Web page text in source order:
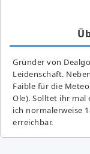
Gründer von
Leidenschaft.
Fai­ble für die
Ole). Solltet ihr mal
ich normalerweise
erreichbar.